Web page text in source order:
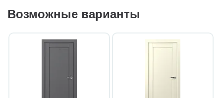
Возможные варианты